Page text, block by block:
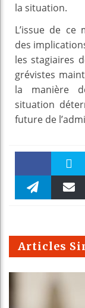
la situation.
L’issue de
des
les stagiaires
grévistes
la manière
situation
future de
Faceboo Twitter
m
Articles